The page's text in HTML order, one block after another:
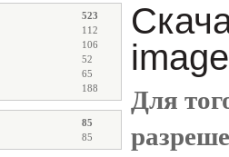
523
112
106
52
65
188
85
85
image
Для